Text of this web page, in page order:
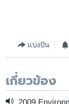
แบ่งปัน
เกี่ยวข้อง